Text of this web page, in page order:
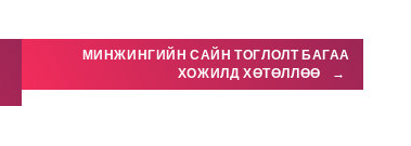
МИНЖИНГИЙН САЙН ТОГЛОЛТ БАГАА
ХОЖИЛД ХӨТӨЛЛӨӨ
→